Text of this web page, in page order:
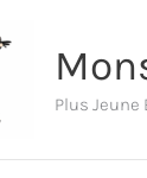
Plus Jeune